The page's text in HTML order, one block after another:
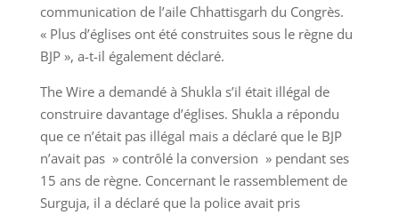
communication de l’aile Chhattisgarh du Congrès.
« Plus d’églises ont été construites sous le règne du
BJP », a-t-il également déclaré.
The Wire a demandé à Shukla s’il était illégal de
construire davantage d’églises. Shukla a répondu
que ce n’était pas illégal mais a déclaré que le BJP
n’avait pas » contrôlé la conversion » pendant ses
15 ans de règne. Concernant le rassemblement de
Surguja, il a déclaré que la police avait pris